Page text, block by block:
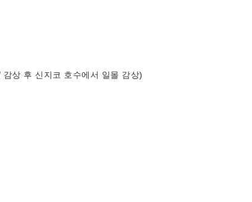
상 후 신지코 호수에서 일몰 감상)